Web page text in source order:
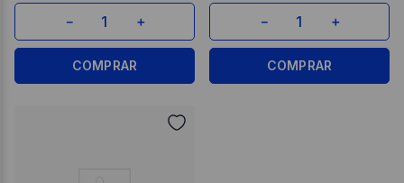
＋
－
COMPRAR
＋
－
COMPRAR